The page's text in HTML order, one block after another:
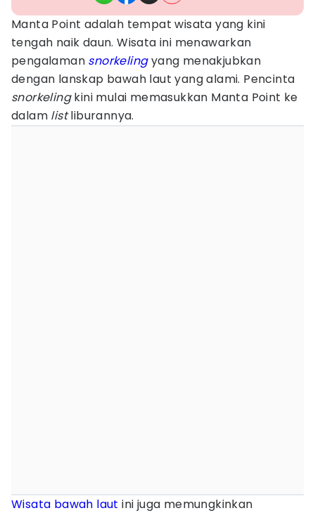
Manta Point adalah tempat wisata yang kini
tengah naik daun. Wisata ini menawarkan
pengalaman snorkelingyang menakjubkan
dengan lanskap bawah laut yang alami. Pencinta
snorkelingkini mulai memasukkan Manta Point ke
dalam listliburannya.
Wisata bawah laut ini juga memungkinkan